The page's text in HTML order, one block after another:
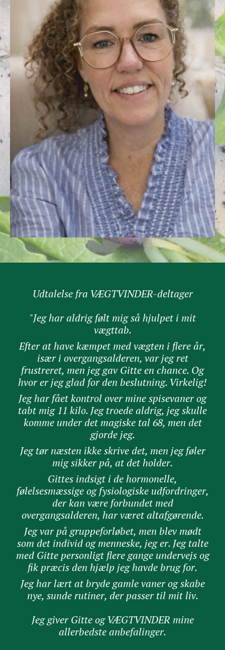
Udtalelse fra VÆGTVINDER-deltager
"Jeg har aldrig følt mig så hjulpet i mit
vægttab.
Efter at have kæmpet med vægten i flere år,
især i overgangsalderen, var jeg ret
frustreret, men jeg gav Gitte en chance. Og
hvor er jeg glad for den beslutning. Virkelig!
Jeg har fået kontrol over mine spisevaner og
tabt mig 11 kilo. Jeg troede aldrig, jeg skulle
komme under det magiske tal 68, men det
gjorde jeg.
Jeg tør næsten ikke skrive det, men jeg føler
mig sikker på, at det holder.
Gittes indsigt i de hormonelle,
følelsesmæssige og fysiologiske udfordringer,
der kan være forbundet med
overgangsalderen, har været altafgørende.
Jeg var på gruppeforløbet, men blev mødt
som det individ og menneske, jeg er. Jeg talte
med Gitte personligt flere gange undervejs og
fik præcis den hjælp jeg havde brug for.
Jeg har lært at bryde gamle vaner og skabe
nye, sunde rutiner, der passer til mit liv.
Jeg giver Gitte og VÆGTVINDER mine
allerbedste anbefalinger.